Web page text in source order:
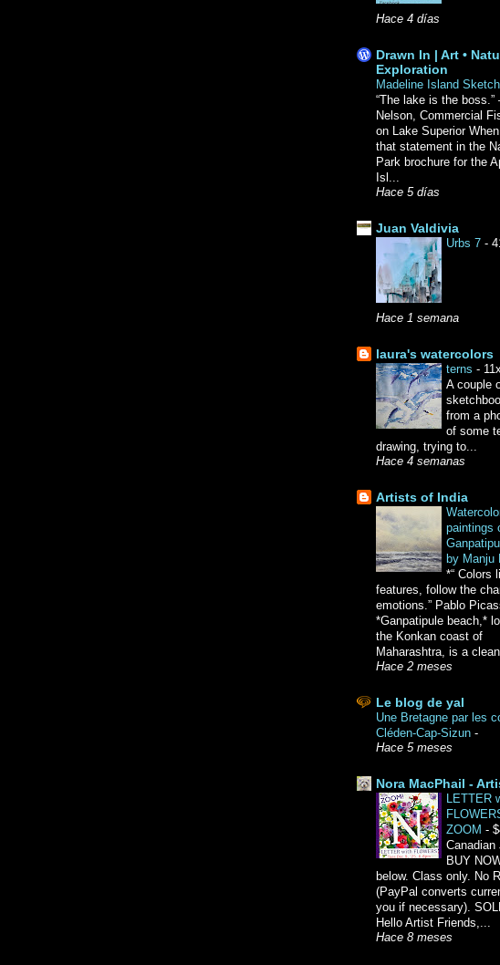
Hace 4 días
Drawn In | Art •
Exploration
Madeline Island
“The lake is the boss.”
Nelson, Commercial
on Lake Superior
that statement in the
Park brochure for the
Isl...
Hace 5 días
Juan Valdivia
Urbs 7 -
Hace 1 semana
laura's watercolors
terns -
A couple
from a
of some
drawing, trying to...
Hace 4 semanas
Artists of India
paintings
by Manju
*“ Colors
features, follow the
emotions.” Pablo
*Ganpatipule beach,*
the Konkan coast of
Maharashtra, is a
Hace 2 meses
Le blog de yal
Une Bretagne par les
Cléden-Cap-Sizun -
Hace 5 meses
Nora MacPhail -
LETTER
ZOOM -
BUY
below. Class only. No
(PayPal converts
you if necessary).
Hello Artist Friends,...
Hace 8 meses